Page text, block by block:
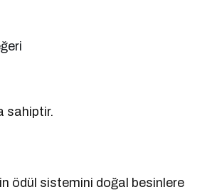
sahiptir.
ödül sistemini doğal besinlere